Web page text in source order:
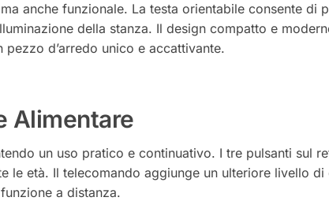
anche funzionale. La testa orientabile consente di
della stanza. Il design compatto e
d’arredo unico e accattivante.
Alimentare
un uso pratico e continuativo. I tre pulsanti sul
le età. Il telecomando aggiunge un ulteriore livello
a distanza.